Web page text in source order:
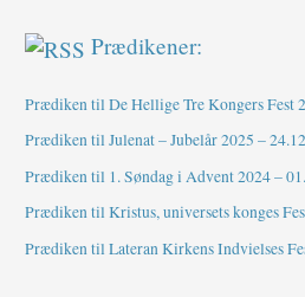
Prædikener:
Prædiken til De Hellige Tre Kongers Fest
Prædiken til Julenat – Jubelår 2025 –
Prædiken til 1. Søndag i Advent 2024 –
Prædiken til Kristus, universets konges
Prædiken til Lateran Kirkens Indvielses